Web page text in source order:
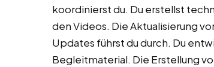
koordinierst du. Du erstellst
den Videos. Die Aktualisierung
Updates führst du durch. Du
Begleitmaterial. Die Erstellung